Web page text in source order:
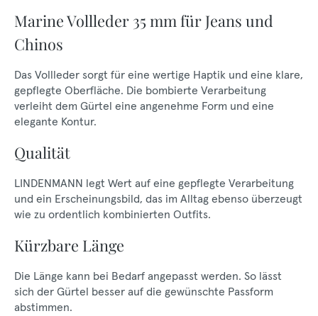
Marine Vollleder 35 mm für Jeans und
Chinos
Das Vollleder sorgt für eine wertige Haptik und eine klare,
gepflegte Oberfläche. Die bombierte Verarbeitung
verleiht dem Gürtel eine angenehme Form und eine
elegante Kontur.
Qualität
LINDENMANN legt Wert auf eine gepflegte Verarbeitung
und ein Erscheinungsbild, das im Alltag ebenso überzeugt
wie zu ordentlich kombinierten Outfits.
Kürzbare Länge
Die Länge kann bei Bedarf angepasst werden. So lässt
sich der Gürtel besser auf die gewünschte Passform
abstimmen.